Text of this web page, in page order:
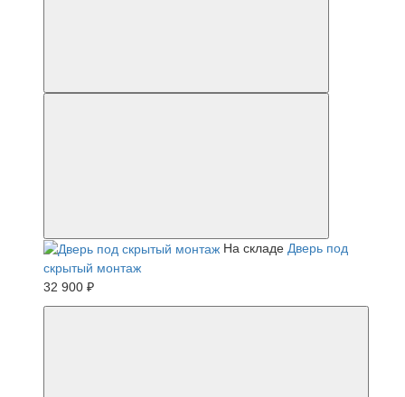
На складе Дверь под
скрытый монтаж
32 900 ₽